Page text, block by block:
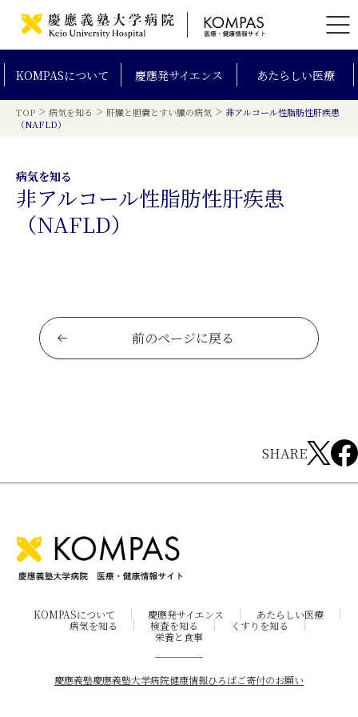
KOMPASについて 慶應発サイエンス あたらしい医療
TOP > 病気を知る > 肝臓と胆嚢とすい臓の病気 > 非アルコール性脂肪性肝疾患
（NAFLD）
病気を知る
非アルコール性脂肪性肝疾患
（NAFLD）
前のページに戻る
SHARE
KOMPASについて 慶應発サイエンス
あたらしい医療
病気を知る
検査を知る
くすりを知る
栄養と食事
慶應義塾慶應義塾大学病院健康情報ひろばご寄付のお願い